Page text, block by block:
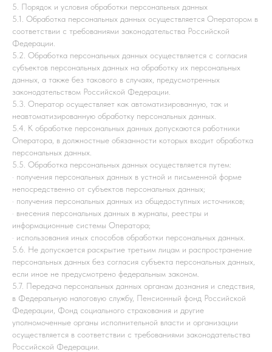
5. Порядок и условия обработки персональных данных
5.1. Обработка персональных данных осуществляется Оператором в
соответствии с требованиями законодательства Российской
Федерации.
5.2. Обработка персональных данных осуществляется с согласия
субъектов персональных данных на обработку их персональных
данных, а также без такового в случаях, предусмотренных
законодательством Российской Федерации.
5.3. Оператор осуществляет как автоматизированную, так и
неавтоматизированную обработку персональных данных.
5.4. К обработке персональных данных допускаются работники
Оператора, в должностные обязанности которых входит обработка
персональных данных.
5.5. Обработка персональных данных осуществляется путем:
· получения персональных данных в устной и письменной форме
непосредственно от субъектов персональных данных;
· получения персональных данных из общедоступных источников;
· внесения персональных данных в журналы, реестры и
информационные системы Оператора;
· использования иных способов обработки персональных данных.
5.6. Не допускается раскрытие третьим лицам и распространение
персональных данных без согласия субъекта персональных данных,
если иное не предусмотрено федеральным законом.
5.7. Передача персональных данных органам дознания и следствия,
в Федеральную налоговую службу, Пенсионный фонд Российской
Федерации, Фонд социального страхования и другие
уполномоченные органы исполнительной власти и организации
осуществляется в соответствии с требованиями законодательства
Российской Федерации.